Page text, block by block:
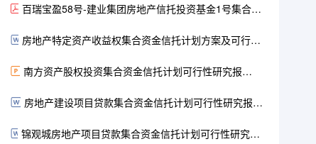
百瑞宝盈58号-建业集团房地产信托投资基金1号集合资
房地产特定资产收益权集合资金信托计划方案及可行性
南方资产股权投资集合资金信托计划可行性研究报
房地产建设项目贷款集合资金信托计划可行性研究报告
锦观城房地产项目贷款集合资金信托计划可行性研究报